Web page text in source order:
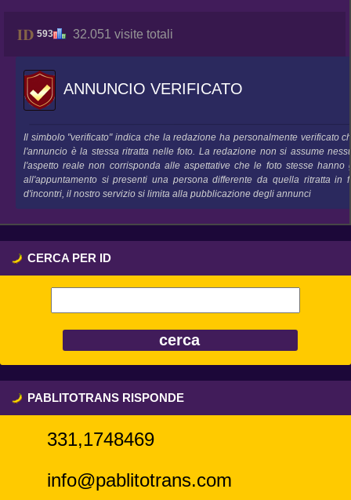
593 32.051 visite totali
ANNUNCIO VERIFICATO
Il simbolo "verificato" indica che la redazione ha personalmente verificato
l'annuncio è la stessa ritratta nelle foto. La redazione non si assume
l'aspetto reale non corrisponda alle aspettative che le foto stesse
all'appuntamento si presenti una persona differente da quella ritratta in
d'incontri, il nostro servizio si limita alla pubblicazione degli annunci
CERCA PER ID
PABLITOTRANS RISPONDE
331,1748469
info@pablitotrans.com